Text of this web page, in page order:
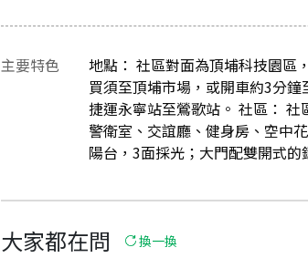
主要特色
地點： 社區對面為頂埔科技園區
買須至頂埔市場，或開車約3分
捷運永寧站至鶯歌站。 社區：
警衛室、交誼廳、健身房、空中
陽台，3面採光；大門配雙開式
大家都在問 換一換